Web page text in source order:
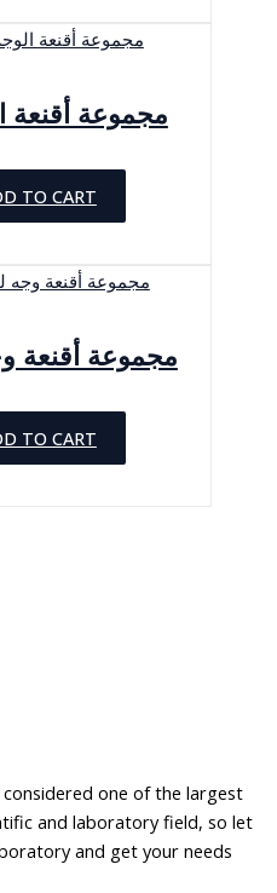
مجموعة أقنعة
TO CART
مجموعة أقنعة
TO CART
one of the largest
and laboratory field, so let
and get your needs